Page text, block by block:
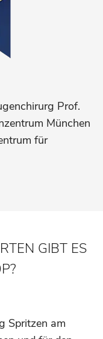
Prof.
München
für
GIBT ES
Spritzen am